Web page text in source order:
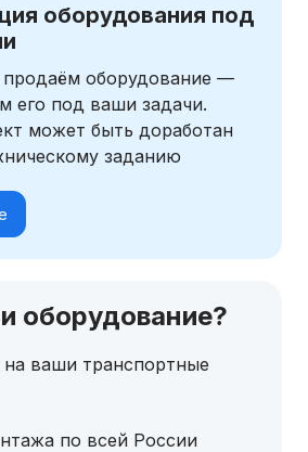
оборудования под
оборудование —
его под ваши задачи.
может быть доработан
заданию
оборудование?
на ваши транспортные
по всей России